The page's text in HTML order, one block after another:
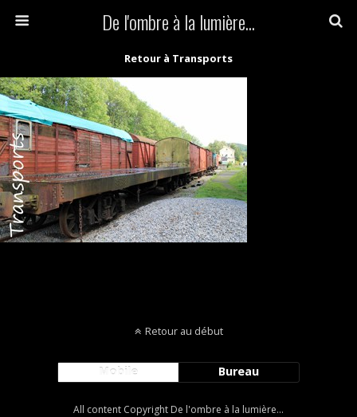
De l'ombre à la lumière...
Retour à Transports
Retour au début
Mobile Bureau
All content Copyright De l'ombre à la lumière...